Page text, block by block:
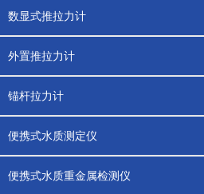
数显式推拉力计
外置推拉力计
锚杆拉力计
便携式水质测定仪
便携式水质重金属检测仪